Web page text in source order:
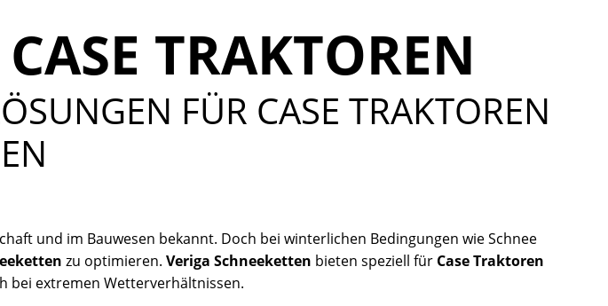
TRAKTOREN
FÜR CASE TRAKTOREN
und im Bauwesen bekannt. Doch bei winterlichen Bedingungen wie Schnee
zu optimieren. Veriga Schneeketten bieten speziell für Case Traktoren
bei extremen Wetterverhältnissen.